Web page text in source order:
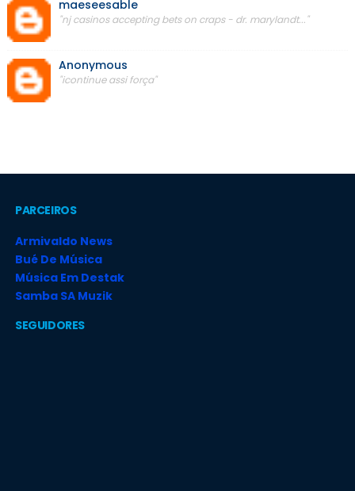
maeseesable
"nj casinos accepting bets on craps - dr. marylandt..."
Anonymous
"icontinue assi força"
PARCEIROS
Armivaldo News
Bué De Música
Música Em Destak
Samba SA Muzik
SEGUIDORES